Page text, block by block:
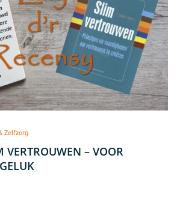
Zelfzorg
VERTROUWEN – VOOR